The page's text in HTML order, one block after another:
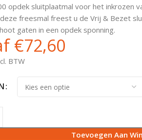
opdek sluitplaatmal voor het inkrozen
freesmal freest u de Vrij & Bezet
gaten in een opdek sponning.
€72,60
BTW
Toevoegen Aan